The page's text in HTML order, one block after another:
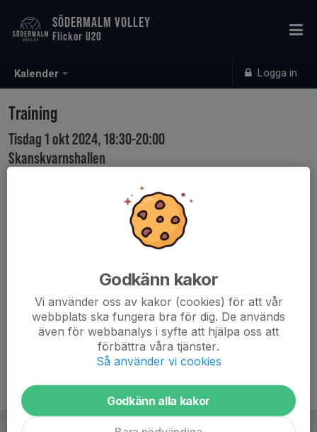
Kalender Logga in
SÖDERMALM VOLLEY
Flickor U20
Training
Tisdag 1 okt 2024, 18:30-20:00
Skanskvarnshallen
Godkänn kakor
Vi använder oss av kakor (cookies) för att vår
webbplats ska fungera bra för dig. De används
även för webbanalys i syfte att hjälpa oss att
förbättra våra tjänster.
Så använder vi cookies
Godkänn alla kakor